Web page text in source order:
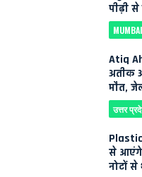
पीढ़ी से
MUMBAI
Atiq
अतीक
मौत,
उत्तर
से आएंगे
नोटों